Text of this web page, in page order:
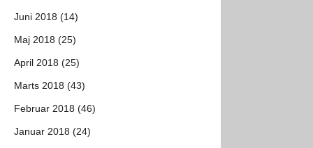
Juni 2018 (14)
Maj 2018 (25)
April 2018 (25)
Marts 2018 (43)
Februar 2018 (46)
Januar 2018 (24)